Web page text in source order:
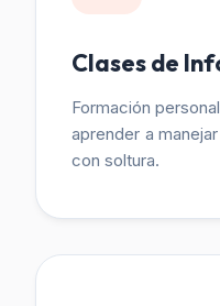
Clases de
Formación
aprender a
con soltura.